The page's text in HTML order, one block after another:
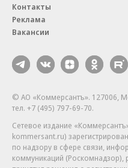
Контакты
Реклама
Вакансии
© АО «Коммерсантъ». 127006,
тел. +7 (495) 797-69-70.
Сетевое издание
kommersant.ru)
по надзору в сфере связи,
коммуникаций (Роскомнадзор),